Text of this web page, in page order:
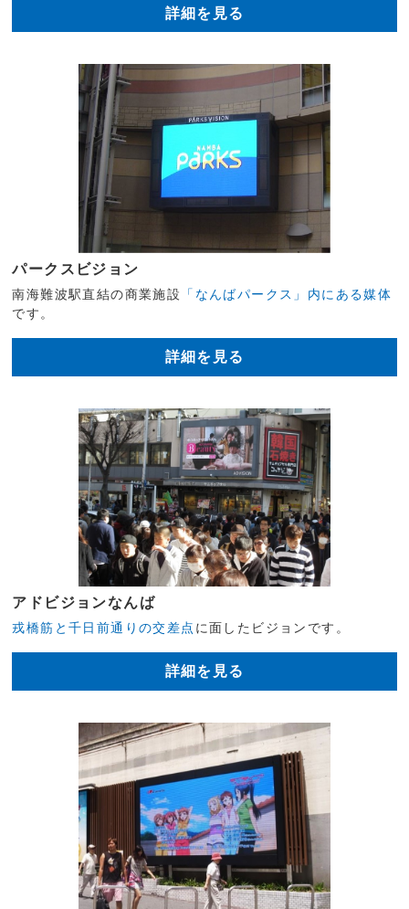
詳細を見る
パークスビジョン
南海難波駅直結の商業施設
「なんばパークス」内にある媒体
です。
詳細を見る
アドビジョンなんば
戎橋筋と千日前通りの交差点 に面したビジョンです。
詳細を見る